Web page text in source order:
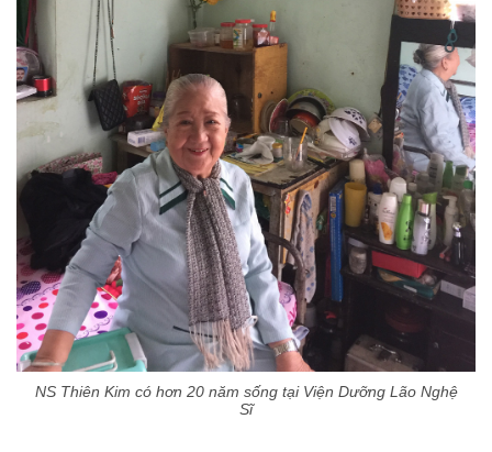
NS Thiên Kim có hơn 20 năm sống tại Viện Dưỡng Lão Nghệ
Sĩ